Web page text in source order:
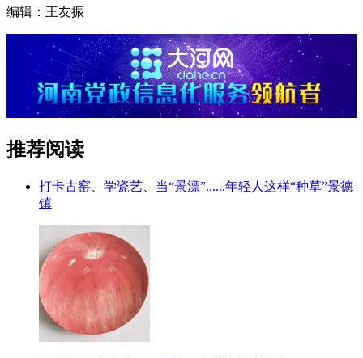
编辑：王友振
推荐阅读
打卡古窑、学瓷艺、当“景漂”......年轻人这样“种草”景德
镇